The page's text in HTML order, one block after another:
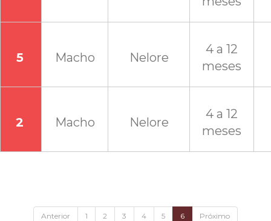
5 Macho Nelore
4 a 12
meses
2 Macho Nelore
4 a 12
meses
Anterior 1 2 3 4 5 6 Próximo